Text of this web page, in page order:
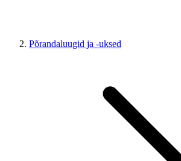
Põrandaluugid ja -uksed